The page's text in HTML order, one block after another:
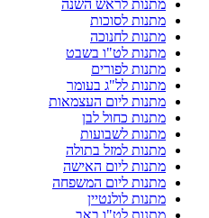
מתנות לראש השנה
מתנות לסוכות
מתנות לחנוכה
מתנות לט"ו בשבט
מתנות לפורים
מתנות לל"ג בעומר
מתנות ליום העצמאות
מתנות כחול לבן
מתנות לשבועות
מתנות למזל בתולה
מתנות ליום האישה
מתנות ליום המשפחה
מתנות לולנטיין